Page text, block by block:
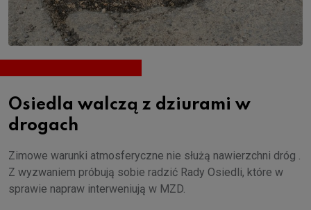
Osiedla walczą z dziurami w
drogach
Zimowe warunki atmosferyczne nie służą nawierzchni dróg .
Z wyzwaniem próbują sobie radzić Rady Osiedli, które w
sprawie napraw interweniują w MZD.